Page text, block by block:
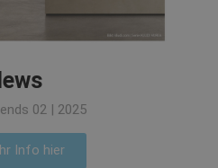
02 | 2025
Info hier